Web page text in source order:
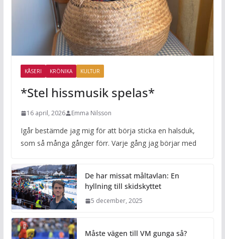
KÅSERI KRÖNIKA KULTUR
*Stel hissmusik spelas*
16 april, 2026 Emma Nilsson
Igår bestämde jag mig för att börja sticka en halsduk,
som så många gånger förr. Varje gång jag börjar med
De har missat måltavlan: En
hyllning till skidskyttet
5 december, 2025
Måste vägen till VM gunga så?